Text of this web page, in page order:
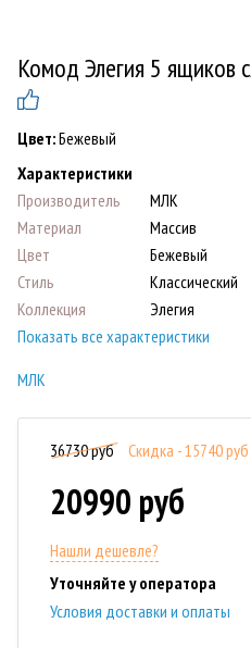
Комод Элегия 5 ящиков
Цвет:Бежевый
Характеристики
Производитель
МЛК
Материал
Массив
Цвет
Бежевый
Стиль
Классический
Коллекция
Элегия
Показать все характеристики
МЛК
36730 руб Скидка - 15740 руб
20990 руб
Нашли дешевле?
Уточняйте у оператора
Условия доставки и оплаты